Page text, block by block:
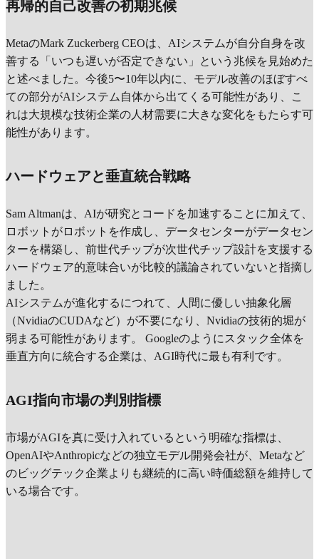
再帰的自己改善の初期兆候
MetaのMark Zuckerberg CEOは、AIシステムが自分自身を改
善する「いつも遅いが否定できない」という兆候を見始めた
と述べました。今後5〜10年以内に、モデル改善のほぼすべ
ての部分がAIシステム自体から出てくる可能性があり、こ
れは大規模な技術企業の人材需要に大きな変化をもたらす可
能性があります。
ハードウェアと垂直統合戦略
Sam Altmanは、AIが研究とコードを加速することに加えて、
ロボットがロボットを作成し、データセンターがデータセン
ターを構築し、前世代チップが次世代チップ設計を支援する
ハードウェア的意味合いが比較的議論されていないと指摘し
ました。
AIシステムが進化するにつれて、人間に優しい抽象化層
（NvidiaのCUDAなど）が不要になり、Nvidiaの技術的堀が
弱まる可能性があります。 Googleのようにスタック全体を
垂直方向に統合する企業は、AGI時代に最も有利です。
AGI指向市場の判別指標
市場がAGIを真に受け入れているという明確な指標は、
OpenAIやAnthropicなどの独立モデル開発会社が、Metaなど
のビッグテック企業よりも継続的に高い時価総額を維持して
いる場合です。